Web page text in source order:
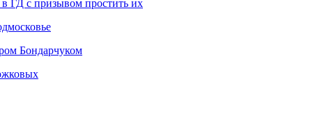
ГД с призывом простить их
Бондарчуком